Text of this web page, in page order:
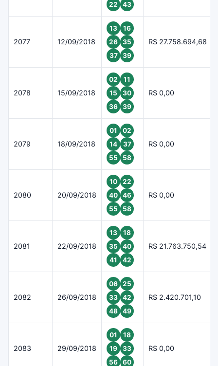
22
43
2077 12/09/2018
13
16
26
35
37
39
R$ 27.758.694,68
2078 15/09/2018
02
11
15
30
36
39
R$ 0,00
2079 18/09/2018
01
02
14
37
55
58
R$ 0,00
2080 20/09/2018
10
22
40
46
55
58
R$ 0,00
2081 22/09/2018
13
18
35
40
41
42
R$ 21.763.750,54
2082 26/09/2018
06
25
33
42
48
49
R$ 2.420.701,10
2083 29/09/2018
01
18
19
33
56
60
R$ 0,00